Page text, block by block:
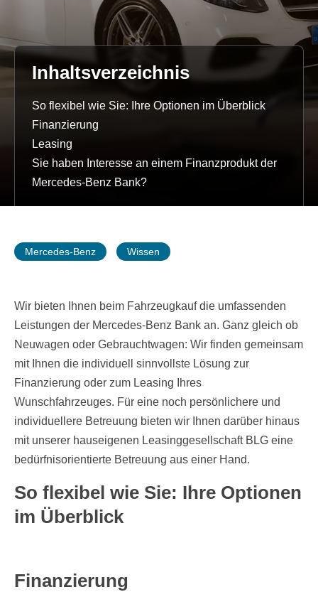
Inhaltsverzeichnis
So flexibel wie Sie: Ihre Optionen im Überblick
Finanzierung
Leasing
Sie haben Interesse an einem Finanzprodukt der
Mercedes-Benz Bank?
Mercedes-Benz Wissen
Wir bieten Ihnen beim Fahrzeugkauf die umfassenden
Leistungen der Mercedes-Benz Bank an. Ganz gleich ob
Neuwagen oder Gebrauchtwagen: Wir finden gemeinsam
mit Ihnen die individuell sinnvollste Lösung zur
Finanzierung oder zum Leasing Ihres
Wunschfahrzeuges. Für eine noch persönlichere und
individuellere Betreuung bieten wir Ihnen darüber hinaus
mit unserer hauseigenen Leasinggesellschaft BLG eine
bedürfnisorientierte Betreuung aus einer Hand.
So flexibel wie Sie: Ihre Optionen
im Überblick
Finanzierung